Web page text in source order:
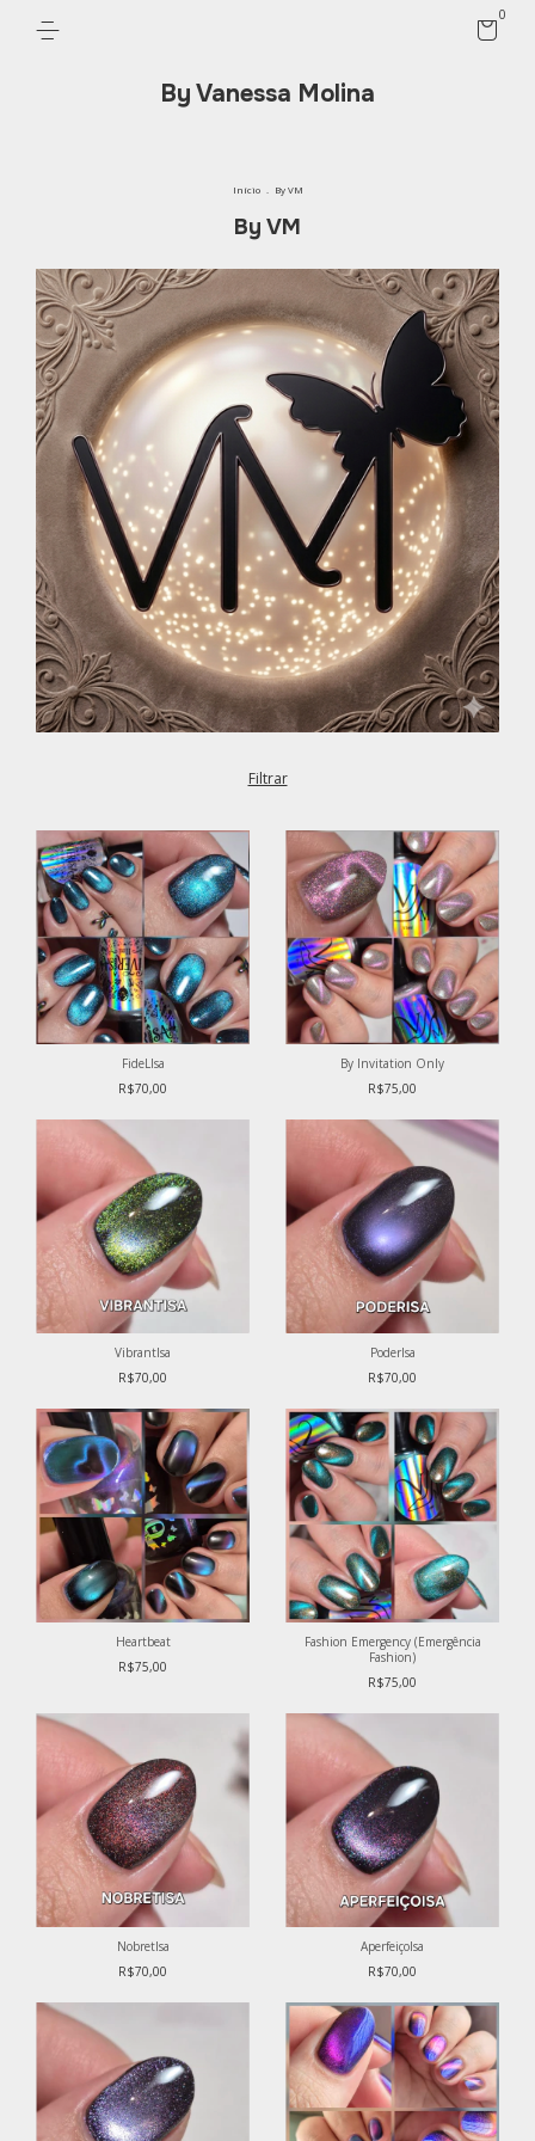
By Vanessa Molina
0
Início By VM
By VM
Filtrar
FideLIsa
R$70,00
By Invitation Only
R$75,00
VibrantIsa
R$70,00
PoderIsa
R$70,00
Heartbeat
R$75,00
Fashion Emergency (Emergência
Fashion)
R$75,00
NobretIsa
R$70,00
AperfeiçoIsa
R$70,00